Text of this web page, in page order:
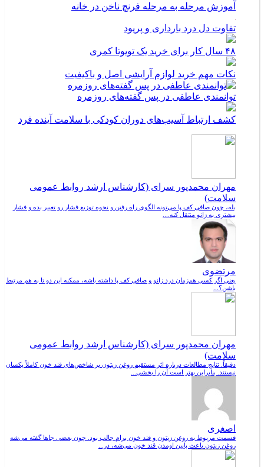
آموزش مرحله به مرحله فرنچ ناخن در خانه
تفاوت دل درد بارداری و پریود
۴۸ سال کار برای خرید یک تویوتا کمری
نکات مهم خرید لوازم آرایشی اصل و باکیفیت
توانمندی عاطفی در پس گفته‌های روزمره
کشف ارتباط آسیب‌های دوران کودکی با سلامت آینده فرد
مهران محمدپور سرای (کارشناس ارشد روابط عمومی
سلامت)
بله، چون صافی کف پا می‌تونه الگوی راه رفتن و نحوه توزیع فشار رو تغییر بده و فشار
بیشتری به زانو منتقل کنه....
مرتضوی
یعنی اگر کسی هم‌زمان درد زانو و صافی کف پا داشته باشه، ممکنه این دو تا به هم مرتبط
باشن؟...
مهران محمدپور سرای (کارشناس ارشد روابط عمومی
سلامت)
دقیقاً. نتایج مطالعات درباره اثر مستقیم روغن زیتون بر شاخص‌های قند خون کاملاً یکسان
نیستند. بنابراین بهتر است آن را بخشی...
اصغری
قسمت مربوط به روغن زیتون و قند خون برام جالب بود. چون بعضی جاها گفته می‌شه
روغن زیتون باعث پایین اومدن قند خون می‌شه، در...